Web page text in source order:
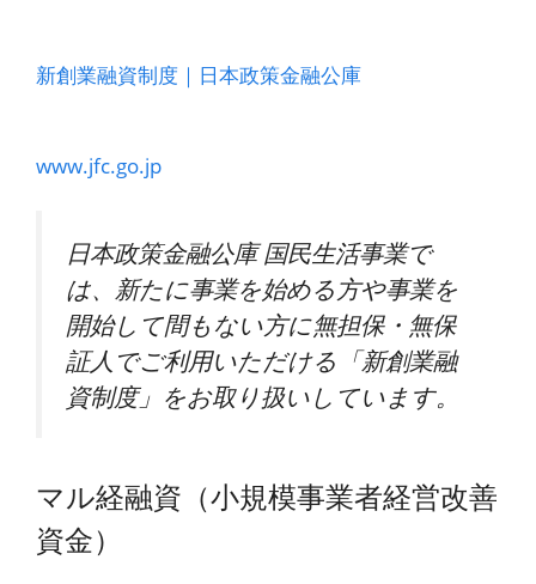
新創業融資制度｜日本政策金融公庫
www.jfc.go.jp
日本政策金融公庫 国民生活事業で
は、新たに事業を始める方や事業を
開始して間もない方に無担保・無保
証人でご利用いただける「新創業融
資制度」をお取り扱いしています。
マル経融資（小規模事業者経営改善
資金）